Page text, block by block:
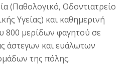
(Παθολογικό, Οδοντιατρείο
Υγείας) και καθημερινή
800 μερίδων φαγητού σε
άστεγων και ευάλωτων
της πόλης.